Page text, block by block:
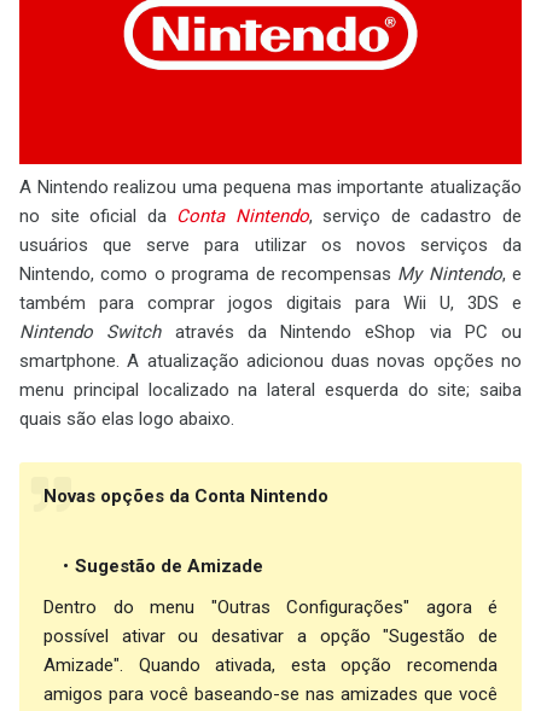
A Nintendo realizou uma pequena mas importante atualização
no site oficial da Conta Nintendo, serviço de cadastro de
usuários que serve para utilizar os novos serviços da
Nintendo, como o programa de recompensas My Nintendo, e
também para comprar jogos digitais para Wii U, 3DS e
Nintendo Switchatravés da Nintendo eShop via PC ou
smartphone. A atualização adicionou duas novas opções no
menu principal localizado na lateral esquerda do site; saiba
quais são elas logo abaixo.
Novas opções da Conta Nintendo
Sugestão de Amizade
Dentro do menu "Outras Configurações" agora é
possível ativar ou desativar a opção "Sugestão de
Amizade". Quando ativada, esta opção recomenda
amigos para você baseando-se nas amizades que você